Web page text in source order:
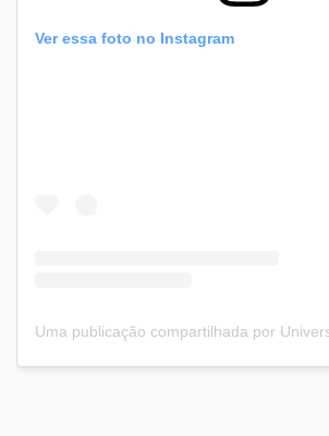
Ver essa foto no Instagram